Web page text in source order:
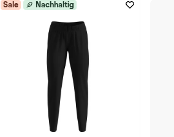
Sale Nachhaltig